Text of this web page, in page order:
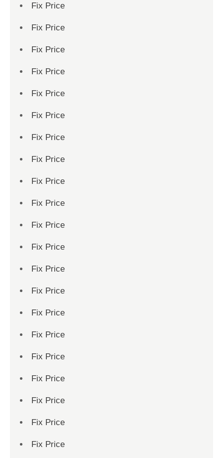
Fix Price
Fix Price
Fix Price
Fix Price
Fix Price
Fix Price
Fix Price
Fix Price
Fix Price
Fix Price
Fix Price
Fix Price
Fix Price
Fix Price
Fix Price
Fix Price
Fix Price
Fix Price
Fix Price
Fix Price
Fix Price